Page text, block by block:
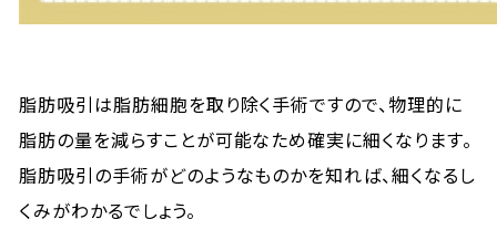
脂肪吸引は脂肪細胞を取り除く手術ですので、物理的に
脂肪の量を減らすことが可能なため確実に細くなります。
脂肪吸引の手術がどのようなものかを知れば、細くなるし
くみがわかるでしょう。